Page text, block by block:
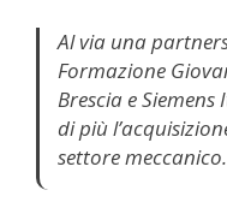
Al via una
Formazione
Brescia e
di più
settore meccanico.